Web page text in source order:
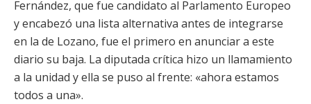
Fernández, que fue candidato al Parlamento Europeo
y encabezó una lista alternativa antes de integrarse
en la de Lozano, fue el primero en anunciar a este
diario su baja. La diputada crítica hizo un llamamiento
a la unidad y ella se puso al frente: «ahora estamos
todos a una».